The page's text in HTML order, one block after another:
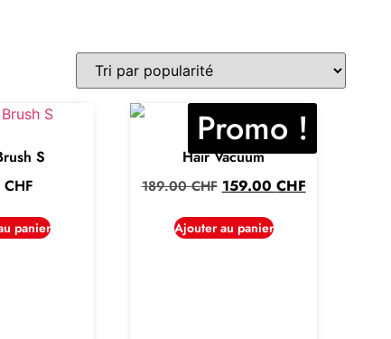
S
CHF
panier
Promo !
Hair Vacuum
189.00CHF 159.00 CHF
Ajouter au panier